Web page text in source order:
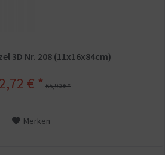
3D Nr. 208 (11x16x84cm)
€ * 65,90 € *
Merken